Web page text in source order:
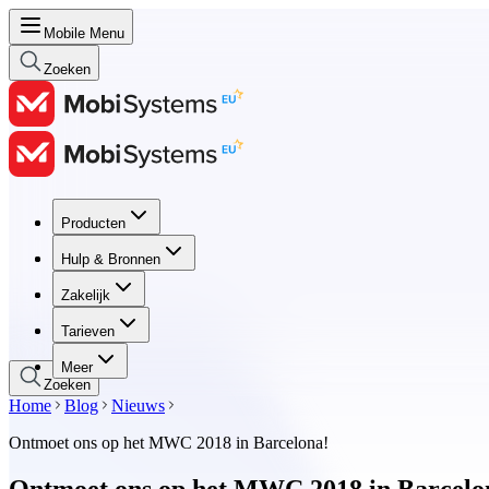
Mobile Menu
Zoeken
Producten
Hulp & Bronnen
Zakelijk
Tarieven
Meer
Producten
Hulp & Bronnen
Zakelijk
Tarieven
Zoeken
Home Blog
Nieuws
Ontmoet ons op het MWC 2018 in Barcelona!